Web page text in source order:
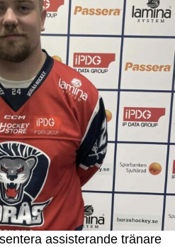
assisterande tränare